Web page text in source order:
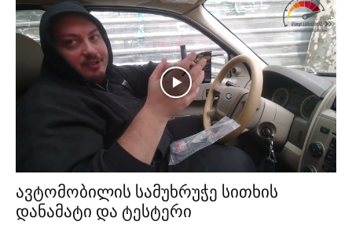
ავტომობილის სამუხრუჭე სითხის
დანამატი და ტესტერი